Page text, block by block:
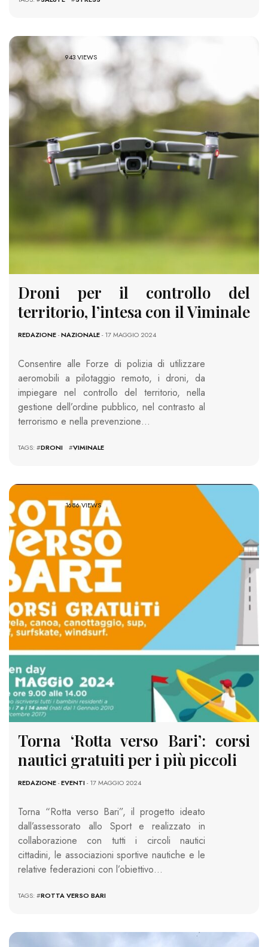
943 VIEWS
Droni per il controllo del
territorio, l’intesa con il Viminale
REDAZIONE-NAZIONALE- 17 MAGGIO 2024
Consentire alle Forze di polizia di utilizzare
aeromobili a pilotaggio remoto, i droni, da
impiegare nel controllo del territorio, nella
gestione dell’ordine pubblico, nel contrasto al
terrorismo e nella prevenzione…
TAGS: #DRONI #VIMINALE
1686 VIEWS
Torna ‘Rotta verso Bari’: corsi
nautici gratuiti per i più piccoli
REDAZIONE-EVENTI- 17 MAGGIO 2024
Torna “Rotta verso Bari”, il progetto ideato
dall’assessorato allo Sport e realizzato in
collaborazione con tutti i circoli nautici
cittadini, le associazioni sportive nautiche e le
relative federazioni con l’obiettivo…
TAGS: #ROTTA VERSO BARI